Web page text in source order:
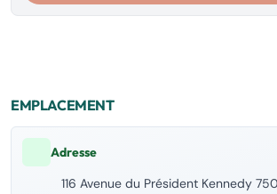
EMPLACEMENT
Adresse
116 Avenue du Président Kennedy